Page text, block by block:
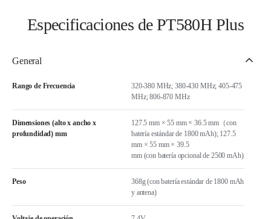
Especificaciones de PT580H Plus
General
Rango de Frecuencia
320-380 MHz; 380-430 MHz; 405-475
MHz; 806-870 MHz
Dimensiones (alto x ancho x
profundidad) mm
127.5 mm × 55 mm × 36.5 mm（con
batería estándar de 1800 mAh); 127.5
mm × 55 mm × 39.5
mm (con batería opcional de 2500 mAh)
Peso
368g (con batería estándar de 1800 mAh
y antena)